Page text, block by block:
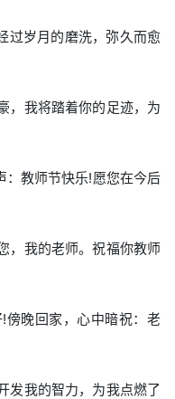
过岁月的磨洗，弥久而愈
，我将踏着你的足迹，为
：教师节快乐!愿您在今后
，我的老师。祝福你教师
晚回家，心中暗祝：老
发我的智力，为我点燃了